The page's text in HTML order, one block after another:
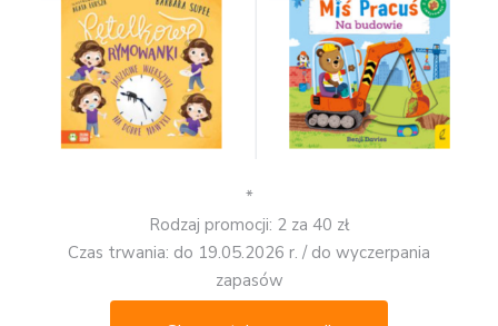
*
Rodzaj promocji: 2 za 40 zł
Czas trwania: do 19.05.2026 r. / do wyczerpania
zapasów